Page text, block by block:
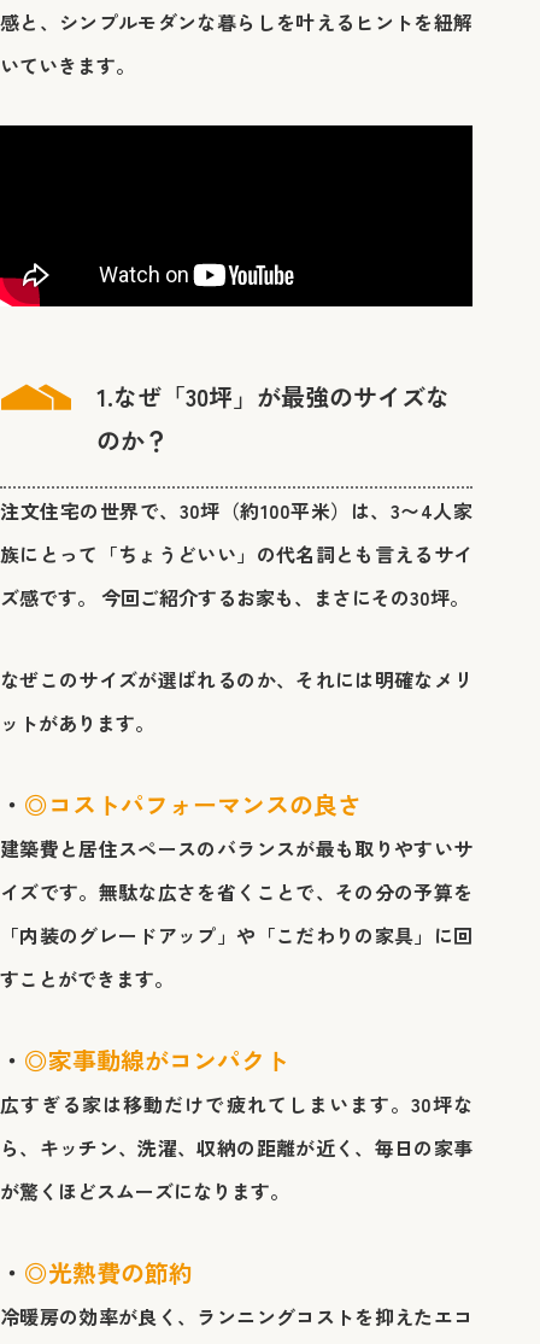
感と、シンプルモダンな暮らしを叶えるヒントを紐解
いていきます。
1.なぜ「30坪」が最強のサイズな
のか？
注文住宅の世界で、30坪（約100平米）は、3〜4人家
族にとって「ちょうどいい」の代名詞とも言えるサイ
ズ感です。 今回ご紹介するお家も、まさにその30坪。
なぜこのサイズが選ばれるのか、それには明確なメリ
ットがあります。
◎コストパフォーマンスの良さ
建築費と居住スペースのバランスが最も取りやすいサ
イズです。無駄な広さを省くことで、その分の予算を
「内装のグレードアップ」や「こだわりの家具」に回
すことができます。
◎家事動線がコンパクト
広すぎる家は移動だけで疲れてしまいます。30坪な
ら、キッチン、洗濯、収納の距離が近く、毎日の家事
が驚くほどスムーズになります。
◎光熱費の節約
冷暖房の効率が良く、ランニングコストを抑えたエコ